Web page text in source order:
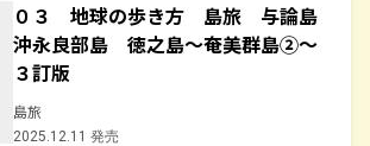
０３ 地球の歩き方 島旅 与論島
沖永良部島 徳之島～奄美群島②～
３訂版
島旅
2025.12.11 発売